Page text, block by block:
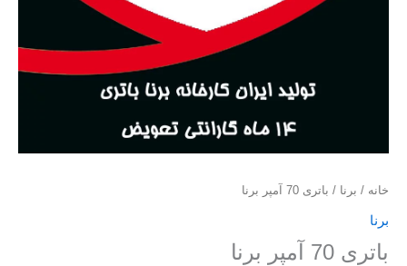
خانه / برنا / باتری 70 آمپر برنا
برنا
باتری 70 آمپر برنا